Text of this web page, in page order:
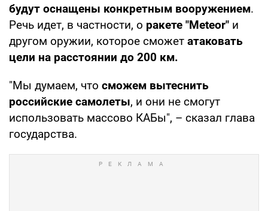
будут оснащены конкретным вооружением.
Речь идет, в частности, о ракете "Meteor" и
другом оружии, которое сможет атаковать
цели на расстоянии до 200 км.
"Мы думаем, что сможем вытеснить
российские самолеты, и они не смогут
использовать массово КАБы", – сказал глава
государства.